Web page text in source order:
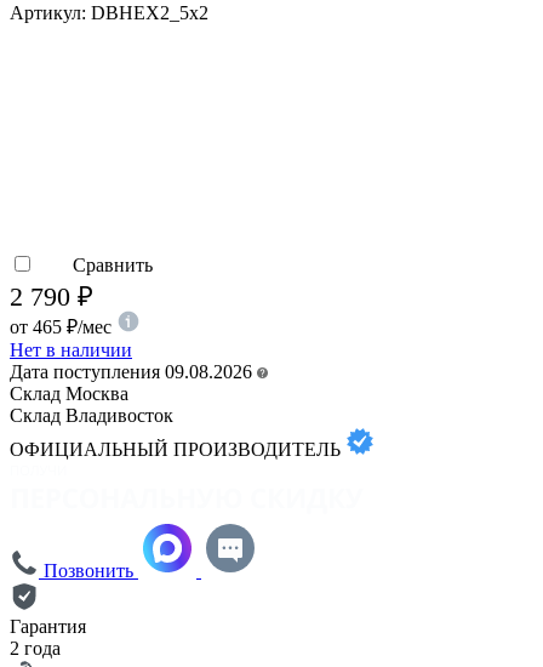
Артикул: DBHEX2_5x2
Сравнить
2 790 ₽
от 465 ₽/мес
Нет в наличии
Дата поступления 09.08.2026
Склад Москва
Склад Владивосток
ОФИЦИАЛЬНЫЙ ПРОИЗВОДИТЕЛЬ
Позвонить
Гарантия
2 года